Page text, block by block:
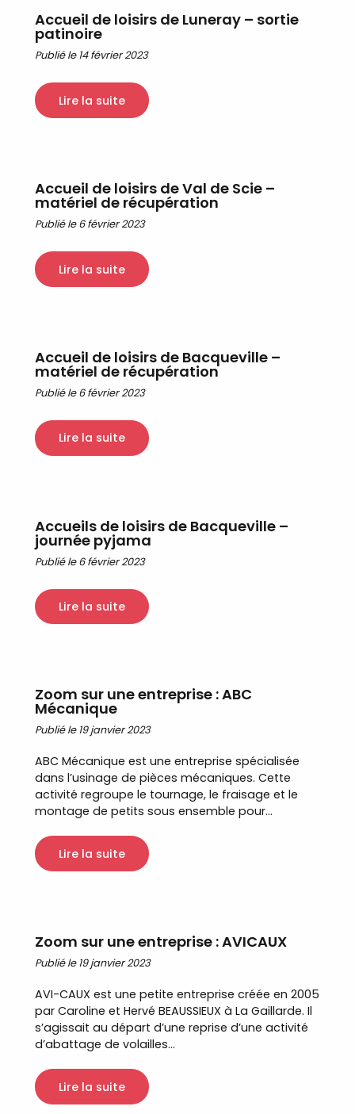
Accueil de loisirs de Luneray – sortie
patinoire
Publié le 14 février 2023
Lire la suite
Accueil de loisirs de Val de Scie –
matériel de récupération
Publié le 6 février 2023
Lire la suite
Accueil de loisirs de Bacqueville –
matériel de récupération
Publié le 6 février 2023
Lire la suite
Accueils de loisirs de Bacqueville –
journée pyjama
Publié le 6 février 2023
Lire la suite
Zoom sur une entreprise : ABC
Mécanique
Publié le 19 janvier 2023
ABC Mécanique est une entreprise spécialisée
dans l’usinage de pièces mécaniques. Cette
activité regroupe le tournage, le fraisage et le
montage de petits sous ensemble pour...
Lire la suite
Zoom sur une entreprise : AVICAUX
Publié le 19 janvier 2023
AVI-CAUX est une petite entreprise créée en 2005
par Caroline et Hervé BEAUSSIEUX à La Gaillarde. Il
s’agissait au départ d’une reprise d’une activité
d’abattage de volailles...
Lire la suite